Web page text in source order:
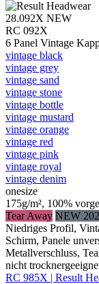
28.092X NEW
RC 092X
6 Panel Vintage
vintage black
vintage grey
vintage sand
vintage stone
vintage bottle
vintage mustard
vintage orange
vintage red
vintage pink
vintage royal
vintage denim
onesize
175g/m², 100%
Tear Away NEW
Niedriges Profil,
Schirm, Panele
Metallverschluss,
nicht
RC 985X | Result